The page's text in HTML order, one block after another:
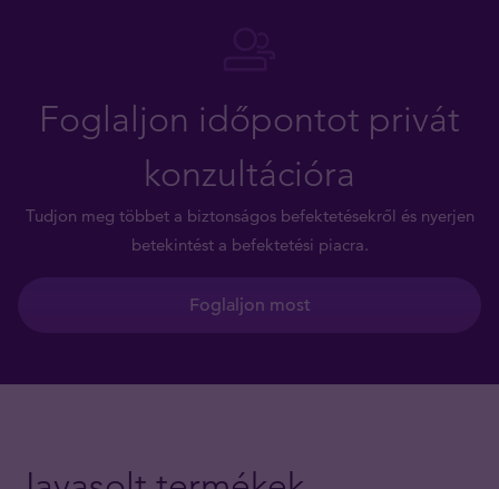
Foglaljon időpontot privát
konzultációra
Tudjon meg többet a biztonságos befektetésekről és nyerjen
betekintést a befektetési piacra.
Foglaljon most